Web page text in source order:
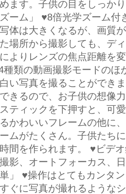
ます。子供の目をしっか
ーム」 ♥8倍光学ズーム付
体は大きくなるが、画質
場所から撮影しても、デ
よりレンズの焦点距離を
種類の動画撮影モードの
い写真を撮ることができ
きるので、お子供の想像
ティックを下押すと、可
かわいいフレームの他に
ムがたくさん。子供たち
間を作られます。 ♥ビデ
影、オートフォーカス、
」 ♥操作はとてもカンタ
ぐに写真が撮れるような